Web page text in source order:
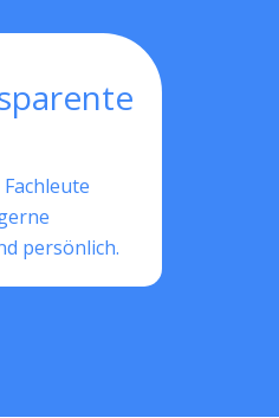
persönlich.